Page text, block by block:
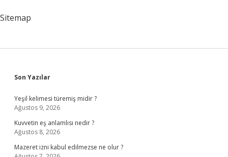
Sitemap
Sidebar
Son Yazılar
Yeşil kelimesi türemiş midir ?
Ağustos 9, 2026
Kuvvetin eş anlamlısı nedir ?
Ağustos 8, 2026
Mazeret izni kabul edilmezse ne olur ?